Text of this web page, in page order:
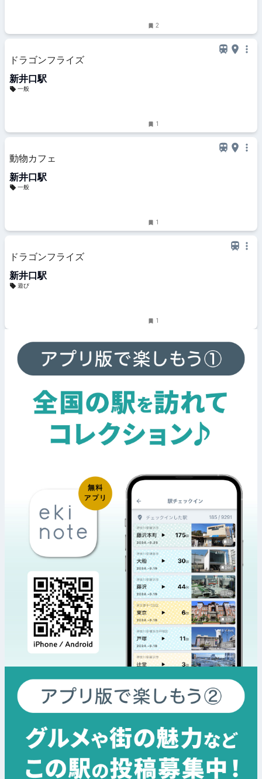
2
ドラゴンフライズ
新井口駅
一般
1
動物カフェ
新井口駅
一般
1
ドラゴンフライズ
新井口駅
遊び
1